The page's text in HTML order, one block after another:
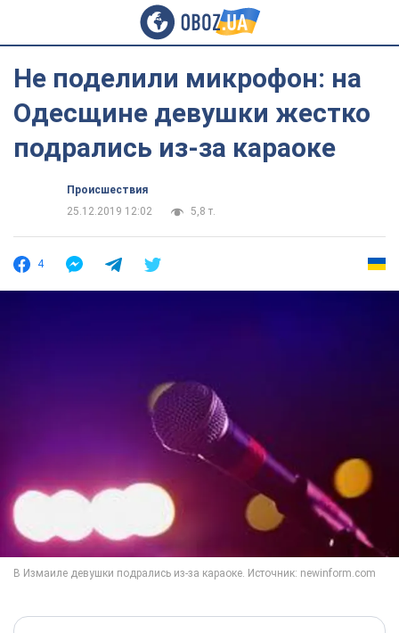
Не поделили микрофон: на
Одесщине девушки жестко
подрались из-за караоке
Происшествия
25.12.2019 12:02
5,8 т.
4